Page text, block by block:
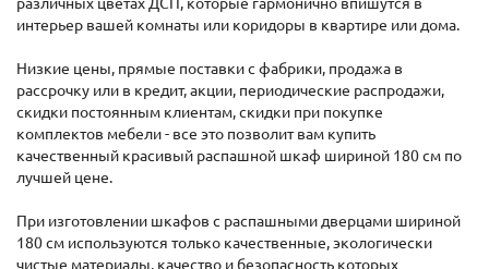
интерьер вашей комнаты или коридоры в квартире или дома.
Низкие цены, прямые поставки с фабрики, продажа в
рассрочку или в кредит, акции, периодические распродажи,
скидки постоянным клиентам, скидки при покупке
комплектов мебели - все это позволит вам купить
качественный красивый распашной шкаф шириной 180 см по
лучшей цене.
При изготовлении шкафов с распашными дверцами шириной
180 см используются только качественные, экологически
чистые материалы, качество и безопасность которых